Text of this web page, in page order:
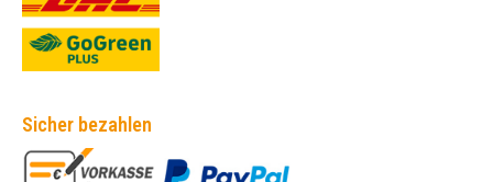
Sicher bezahlen